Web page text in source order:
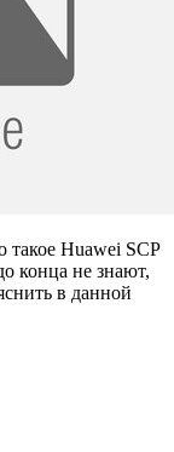
такое Huawei SCP
конца не знают,
в данной